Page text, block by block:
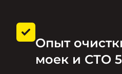
Опыт
моек и СТО